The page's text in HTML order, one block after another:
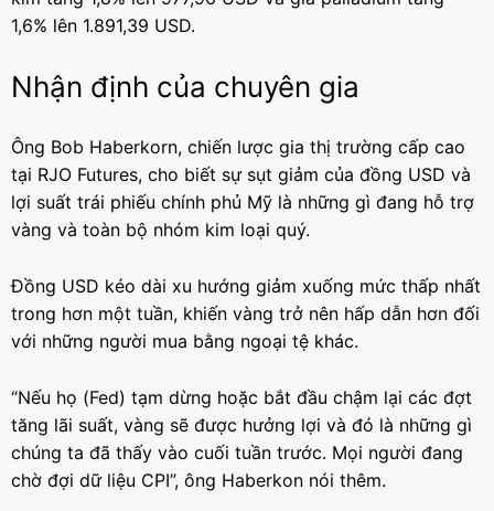
1,6% lên 1.891,39 USD.
Nhận định của chuyên gia
Ông Bob Haberkorn, chiến lược gia thị trường cấp cao
tại RJO Futures, cho biết sự sụt giảm của đồng USD và
lợi suất trái phiếu chính phủ Mỹ là những gì đang hỗ trợ
vàng và toàn bộ nhóm kim loại quý.
Đồng USD kéo dài xu hướng giảm xuống mức thấp nhất
trong hơn một tuần, khiến vàng trở nên hấp dẫn hơn đối
với những người mua bằng ngoại tệ khác.
“Nếu họ (Fed) tạm dừng hoặc bắt đầu chậm lại các đợt
tăng lãi suất, vàng sẽ được hưởng lợi và đó là những gì
chúng ta đã thấy vào cuối tuần trước. Mọi người đang
chờ đợi dữ liệu CPI”, ông Haberkon nói thêm.